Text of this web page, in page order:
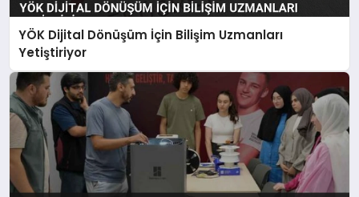
YÖK Dijital Dönüşüm İçin Bilişim Uzmanları
Yetiştiriyor